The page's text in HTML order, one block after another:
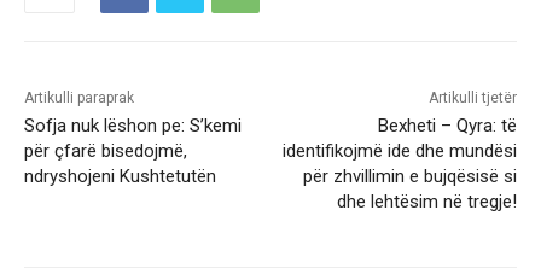
Artikulli paraprak
Sofja nuk lëshon pe: S’kemi
për çfarë bisedojmë,
ndryshojeni Kushtetutën
Artikulli tjetër
Bexheti – Qyra: të
identifikojmë ide dhe mundësi
për zhvillimin e bujqësisë si
dhe lehtësim në tregje!